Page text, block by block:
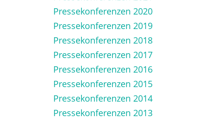
Pressekonferenzen 2020
Pressekonferenzen 2019
Pressekonferenzen 2018
Pressekonferenzen 2017
Pressekonferenzen 2016
Pressekonferenzen 2015
Pressekonferenzen 2014
Pressekonferenzen 2013